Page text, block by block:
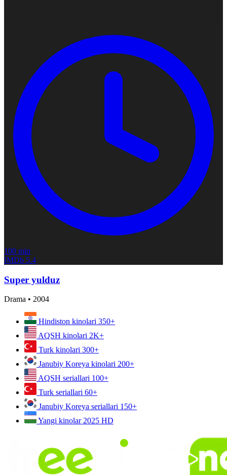
100 min
IMDb 5.4
Super yulduz
Drama • 2004
Hindiston kinolari 350+
AQSH kinolari 2K+
Turk kinolari 300+
Janubiy Koreya kinolari 200+
AQSH seriallari 100+
Turk seriallari 60+
Janubiy Koreya seriallari 150+
Yangi kinolar 2025 HD